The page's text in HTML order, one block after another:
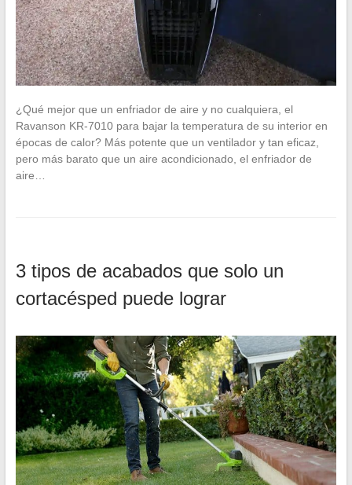
¿Qué mejor que un enfriador de aire y no cualquiera, el
Ravanson KR-7010 para bajar la temperatura de su interior en
épocas de calor? Más potente que un ventilador y tan eficaz,
pero más barato que un aire acondicionado, el enfriador de
aire…
3 tipos de acabados que solo un
cortacésped puede lograr